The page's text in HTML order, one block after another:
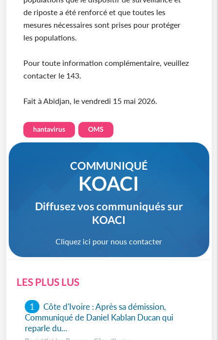
de riposte a été renforcé et que toutes les
mesures nécessaires sont prises pour protéger
les populations.
Pour toute information complémentaire, veuillez
contacter le 143.
Fait à Abidjan, le vendredi 15 mai 2026.
hantavirus OMS
COMMUNIQUÉ
KOACI
Diffusez vos communiqués sur
KOACI
Cliquez ici pour nous contacter
LES PLUS LUS
1 Côte d'Ivoire : Après sa démission,
Communiqué de Daniel Kablan Ducan qui
reparle du...